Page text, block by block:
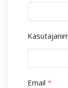
Email *